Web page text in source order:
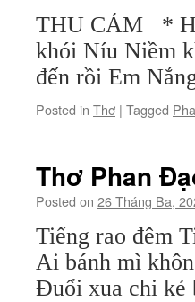
THU CẢM *
khói Níu Niềm
đến rồi Em
Posted in Thơ | Tagged
Thơ Phan
Posted on 26 Tháng Ba,
Tiếng rao đêm
Ai bánh mì
Đuổi xua chi kẻ